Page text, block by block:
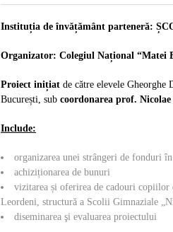
Instituția de învățământ parteneră:
Organizator: Colegiul Național “Matei
Proiect inițiat de către elevele Gheorghe
București, sub coordonarea prof.
Include:
organizarea unei strângeri de fonduri
achiziționarea de bunuri
vizitarea și oferirea de cadouri copiilor
Leordeni, structură a Scolii Gimnaziale
diseminarea şi evaluarea proiectului